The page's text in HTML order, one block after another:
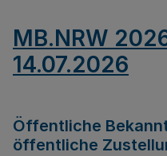
MB.NRW
14.07.2026
Öffentliche
öffentliche